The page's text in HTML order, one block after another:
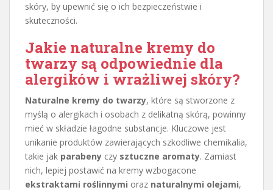
skóry, by upewnić się o ich bezpieczeństwie i
skuteczności.
Jakie naturalne kremy do
twarzy są odpowiednie dla
alergików i wrażliwej skóry?
Naturalne kremy do twarzy, które są stworzone z
myślą o alergikach i osobach z delikatną skórą, powinny
mieć w składzie łagodne substancje. Kluczowe jest
unikanie produktów zawierających szkodliwe chemikalia,
takie jak parabeny czy sztuczne aromaty. Zamiast
nich, lepiej postawić na kremy wzbogacone
ekstraktami roślinnymi oraz naturalnymi olejami,